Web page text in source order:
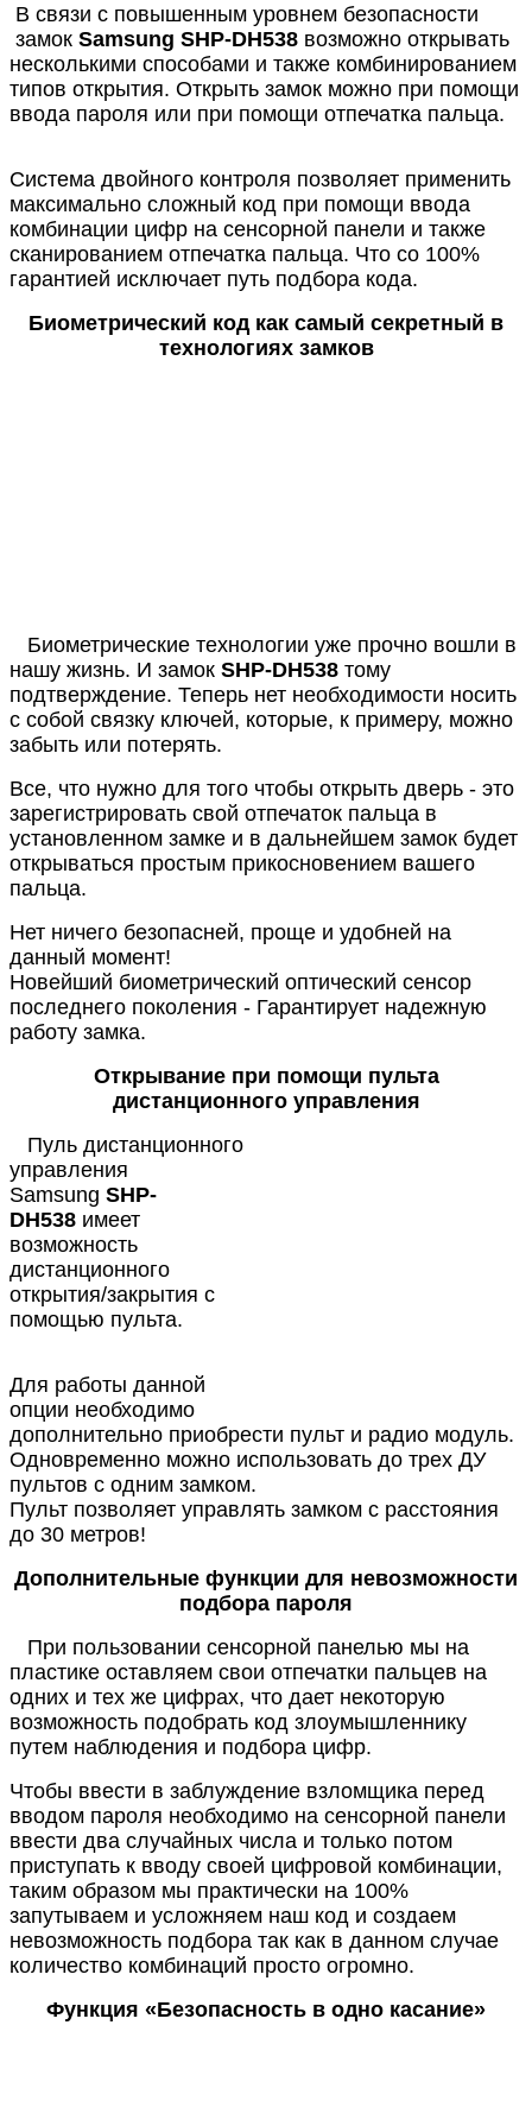
В связи с повышенным уровнем безопасности
замок Samsung SHP-DH538 возможно открывать
несколькими способами и также комбинированием
типов открытия. Открыть замок можно при помощи
ввода пароля или при помощи отпечатка пальца.
Система двойного контроля позволяет применить
максимально сложный код при помощи ввода
комбинации цифр на сенсорной панели и также
сканированием отпечатка пальца. Что со 100%
гарантией исключает путь подбора кода.
Биометрический код как самый секретный в
технологиях замков
Биометрические технологии уже прочно вошли в
нашу жизнь. И замок SHP-DH538 тому
подтверждение. Теперь нет необходимости носить
с собой связку ключей, которые, к примеру, можно
забыть или потерять.
Все, что нужно для того чтобы открыть дверь - это
зарегистрировать свой отпечаток пальца в
установленном замке и в дальнейшем замок будет
открываться простым прикосновением вашего
пальца.
Нет ничего безопасней, проще и удобней на
данный момент!
Новейший биометрический оптический сенсор
последнего поколения - Гарантирует надежную
работу замка.
Открывание при помощи пульта
дистанционного управления
Пуль дистанционного
управления
Samsung SHP-
DH538 имеет
возможность
дистанционного
открытия/закрытия с
помощью пульта.
Для работы данной
опции необходимо
дополнительно приобрести пульт и радио модуль.
Одновременно можно использовать до трех ДУ
пультов с одним замком.
Пульт позволяет управлять замком с расстояния
до 30 метров!
Дополнительные функции для невозможности
подбора пароля
При пользовании сенсорной панелью мы на
пластике оставляем свои отпечатки пальцев на
одних и тех же цифрах, что дает некоторую
возможность подобрать код злоумышленнику
путем наблюдения и подбора цифр.
Чтобы ввести в заблуждение взломщика перед
вводом пароля необходимо на сенсорной панели
ввести два случайных числа и только потом
приступать к вводу своей цифровой комбинации,
таким образом мы практически на 100%
запутываем и усложняем наш код и создаем
невозможность подбора так как в данном случае
количество комбинаций просто огромно.
Функция «Безопасность в одно касание»